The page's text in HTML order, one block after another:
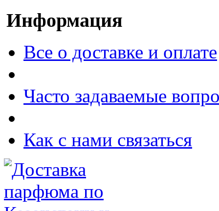
Информация
Все о доставке и оплате
Часто задаваемые
Как с нами связаться